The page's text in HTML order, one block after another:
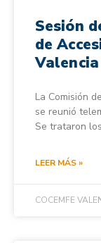
Sesión
de
Valencia
La Comisión
se reunió
Se trataron
LEER MÁS »
COCEMFE